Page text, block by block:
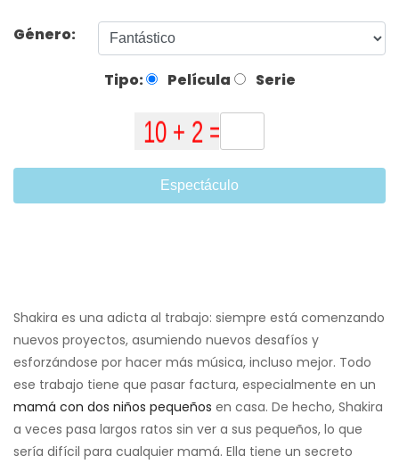
Género:
Tipo: Película Serie
Espectáculo
Shakira es una adicta al trabajo: siempre está comenzando
nuevos proyectos, asumiendo nuevos desafíos y
esforzándose por hacer más música, incluso mejor. Todo
ese trabajo tiene que pasar factura, especialmente en un
mamá con dos niños pequeños en casa. De hecho, Shakira
a veces pasa largos ratos sin ver a sus pequeños, lo que
sería difícil para cualquier mamá. Ella tiene un secreto